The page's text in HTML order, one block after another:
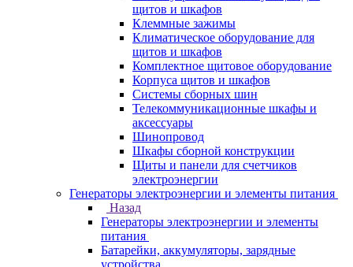
щитов и шкафов
Клеммные зажимы
Климатическое оборудование для
щитов и шкафов
Комплектное щитовое оборудование
Корпуса щитов и шкафов
Системы сборных шин
Телекоммуникационные шкафы и
аксессуары
Шинопровод
Шкафы сборной конструкции
Щиты и панели для счетчиков
электроэнергии
Генераторы электроэнергии и элементы питания
Назад
Генераторы электроэнергии и элементы
питания
Батарейки, аккумуляторы, зарядные
устройства